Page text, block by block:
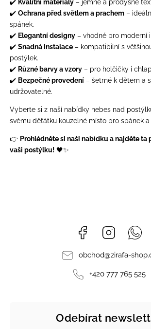
✔️ Kvalitní materiály – jemné a prodyšné
✔️ Ochrana před světlem a prachem –
spánek.
✔️ Elegantní designy – vhodné pro moderní
✔️ Snadná instalace – kompatibilní s
postýlek.
✔️ Různé barvy a vzory – pro holčičky i
✔️ Bezpečné provedení – šetrné k dětem a
udržovatelné.
Vyberte si z naší nabídky nebes nad
svému děťátku kouzelné místo pro spánek a
👉 Prohlédněte si naši nabídku a najděte ta
vaši postýlku! 🖤✨
Facebook Instagram
obchod@zirafa-
+420 777 765 525
Odebírat